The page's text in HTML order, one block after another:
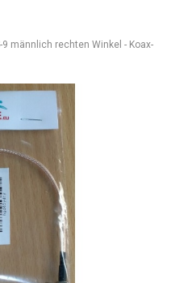
9 männlich rechten Winkel - Koax-